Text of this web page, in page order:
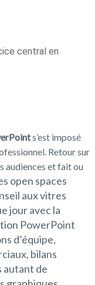
central en
s’est imposé
Retour sur
audiences et fait ou
open spaces
aux vitres
jour avec la
PowerPoint
d’équipe,
bilans
autant de